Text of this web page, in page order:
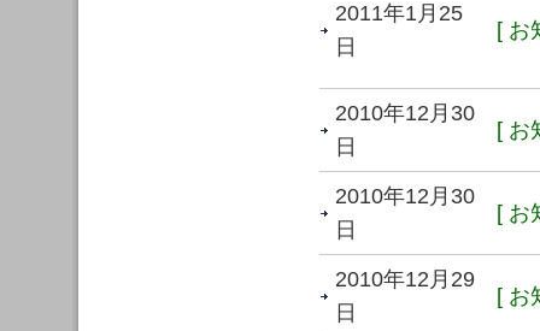
2011年1月25
日
[ お
2010年12月30
日
[ お
2010年12月30
日
[ お
2010年12月29
日
[ お